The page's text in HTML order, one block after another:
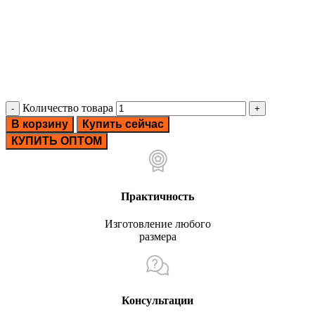
Количество товара
В корзину
Купить сейчас
КУПИТЬ ОПТОМ
Практичность
Изготовление любого
размера
Консультации